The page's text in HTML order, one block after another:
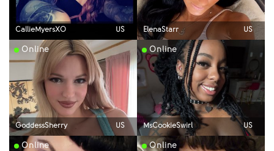
CallieMyersXO US ElenaStarr US
Online
GoddessSherry US
Online
MsCookieSwirl US
Online Online